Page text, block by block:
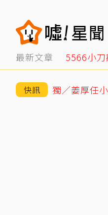
最新文章 5566小
快訊